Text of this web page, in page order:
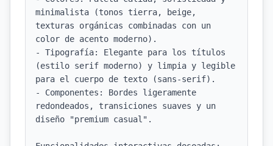
minimalista (tonos tierra, beige,
texturas orgánicas combinadas con un
color de acento moderno).
- Tipografía: Elegante para los títulos
(estilo serif moderno) y limpia y legible
para el cuerpo de texto (sans-serif).
- Componentes: Bordes ligeramente
redondeados, transiciones suaves y un
diseño "premium casual".